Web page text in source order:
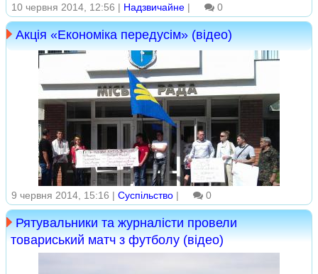
10 червня 2014, 12:56 | Надзвичайне | 0
Акція «Економіка передусім» (відео)
9 червня 2014, 15:16 | Суспільство | 0
Рятувальники та журналісти провели
товариський матч з футболу (відео)